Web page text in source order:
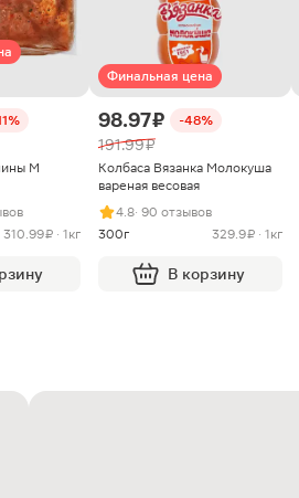
М
310.99 ₽ · 1кг
Финальная цена
98.97 ₽ -48%
191.99 ₽
Колбаса Вязанка Молокуша
вареная весовая
4.8· 90 отзывов
300г
329.9 ₽ · 1кг
В корзину